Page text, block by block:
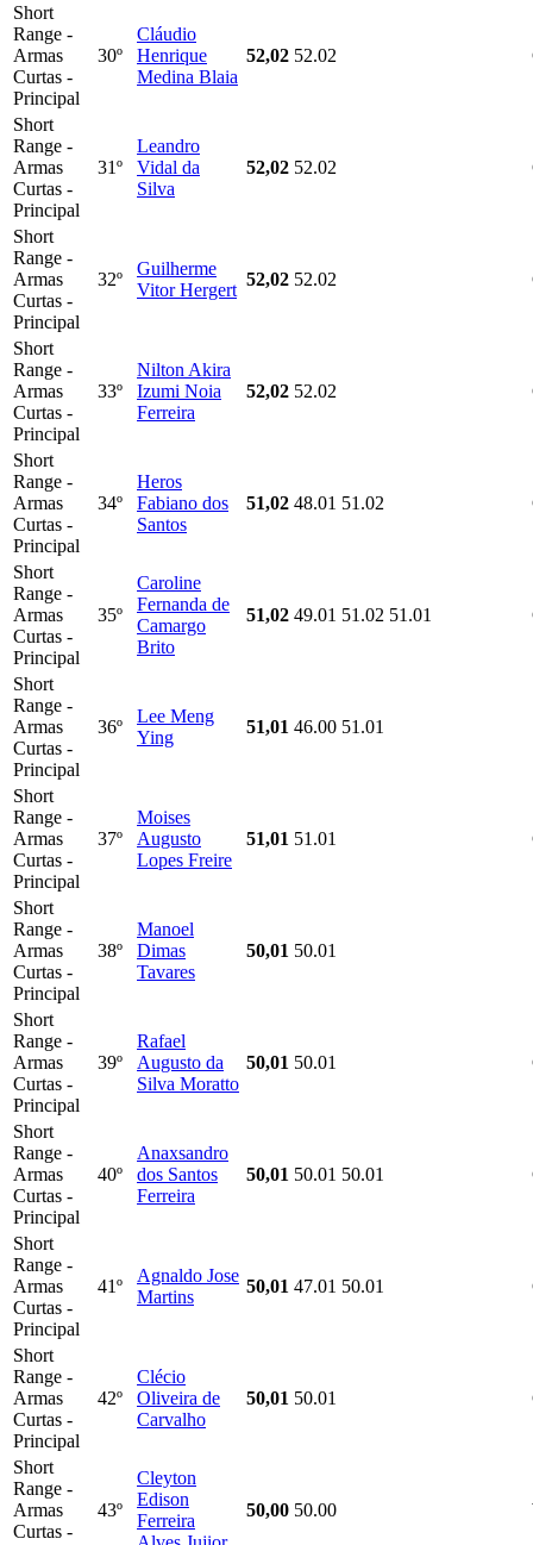
Short
Range -
Armas
Curtas -
Principal
30º
Cláudio
Henrique
Medina Blaia
52,02 52.02
Short
Range -
Armas
Curtas -
Principal
31º
Leandro
Vidal da
Silva
52,02 52.02
Short
Range -
Armas
Curtas -
Principal
32º
Guilherme
Vitor Hergert
52,02 52.02
Short
Range -
Armas
Curtas -
Principal
33º
Nilton Akira
Izumi Noia
Ferreira
52,02 52.02
Short
Range -
Armas
Curtas -
Principal
34º
Heros
Fabiano dos
Santos
51,02 48.01 51.02
Short
Range -
Armas
Curtas -
Principal
35º
Caroline
Fernanda de
Camargo
Brito
51,02 49.01 51.02 51.01
Short
Range -
Armas
Curtas -
Principal
36º
Lee Meng
Ying
51,01 46.00 51.01
Short
Range -
Armas
Curtas -
Principal
37º
Moises
Augusto
Lopes Freire
51,01 51.01
Short
Range -
Armas
Curtas -
Principal
38º
Manoel
Dimas
Tavares
50,01 50.01
Short
Range -
Armas
Curtas -
Principal
39º
Rafael
Augusto da
Silva Moratto
50,01 50.01
Short
Range -
Armas
Curtas -
Principal
40º
Anaxsandro
dos Santos
Ferreira
50,01 50.01 50.01
Short
Range -
Armas
Curtas -
Principal
41º
Agnaldo Jose
Martins
50,01 47.01 50.01
Short
Range -
Armas
Curtas -
Principal
42º
Clécio
Oliveira de
Carvalho
50,01 50.01
Short
Range -
Armas
Curtas -
43º
Cleyton
Edison
Ferreira
50,00 50.00